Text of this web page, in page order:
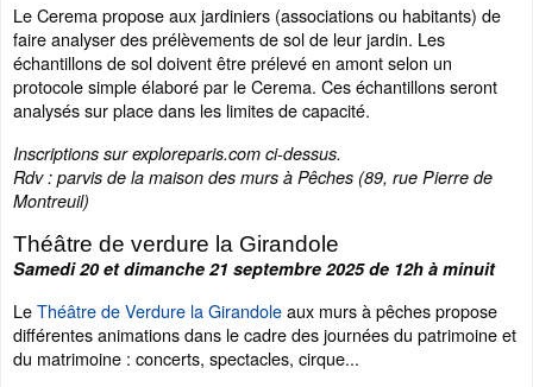
Le Cerema propose aux jardiniers (associations ou habitants) de
faire analyser des prélèvements de sol de leur jardin. Les
échantillons de sol doivent être prélevé en amont selon un
protocole simple élaboré par le Cerema. Ces échantillons seront
analysés sur place dans les limites de capacité.
Inscriptions sur exploreparis.com ci-dessus.
Rdv : parvis de la maison des murs à Pêches (89, rue Pierre de
Montreuil)
Théâtre de verdure la Girandole
Samedi 20 et dimanche 21 septembre 2025 de 12h à minuit
LeThéâtre de Verdure la Girandoleaux murs à pêches propose
différentes animations dans le cadre des journées du patrimoine et
du matrimoine : concerts, spectacles, cirque...